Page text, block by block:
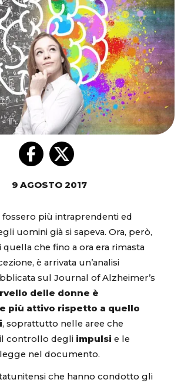
9 AGOSTO 2017
fossero più intraprendenti ed
uomini già si sapeva. Ora, però,
quella che fino a ora era rimasta
è arrivata un’analisi
sul Journal of Alzheimer’s
delle donne è
più attivo rispetto a quello
, soprattutto nelle aree che
controllo degli impulsi e le
legge nel documento.
che hanno condotto gli